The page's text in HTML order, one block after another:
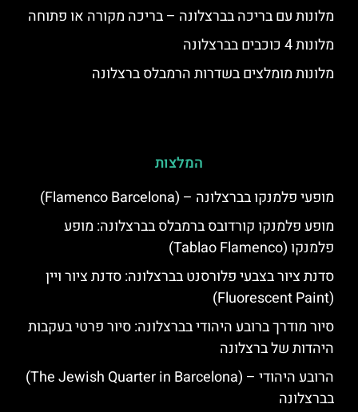
מלונות עם בריכה בברצלונה – בריכה מקורה או פתוחה
מלונות 4 כוכבים בברצלונה
מלונות מומלצים בשדרות הרמבלס ברצלונה
המלצות
מופעי פלמנקו בברצלונה – (Flamenco Barcelona)
מופע פלמנקו קורדובס ברמבלס בברצלונה: מופע
פלמנקו (Tablao Flamenco)
סדנת ציור בצבעי פלורסנט בברצלונה: סדנת ציור ויין
(Fluorescent Paint)
סיור מודרך ברובע היהודי בברצלונה: סיור פרטי בעקבות
היהדות של ברצלונה
הרובע היהודי – (The Jewish Quarter in Barcelona)
בברצלונה